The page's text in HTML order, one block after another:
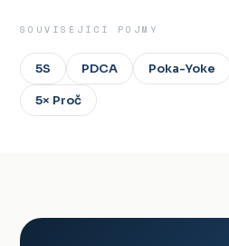
SOUVISEJÍCÍ POJMY
5S PDCA Poka-Yoke
5× Proč